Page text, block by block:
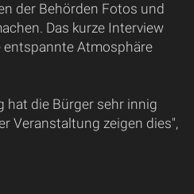
der Behörden Fotos und
Das kurze Interview
entspannte Atmosphäre
hat die Bürger sehr innig
Veranstaltung zeigen dies",